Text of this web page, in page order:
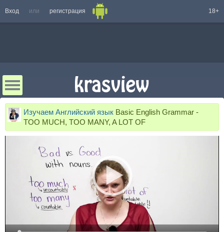
Вход или регистрация 18+
Изучаем Английский язык Basic English Grammar -
TOO MUCH, TOO MANY, A LOT OF